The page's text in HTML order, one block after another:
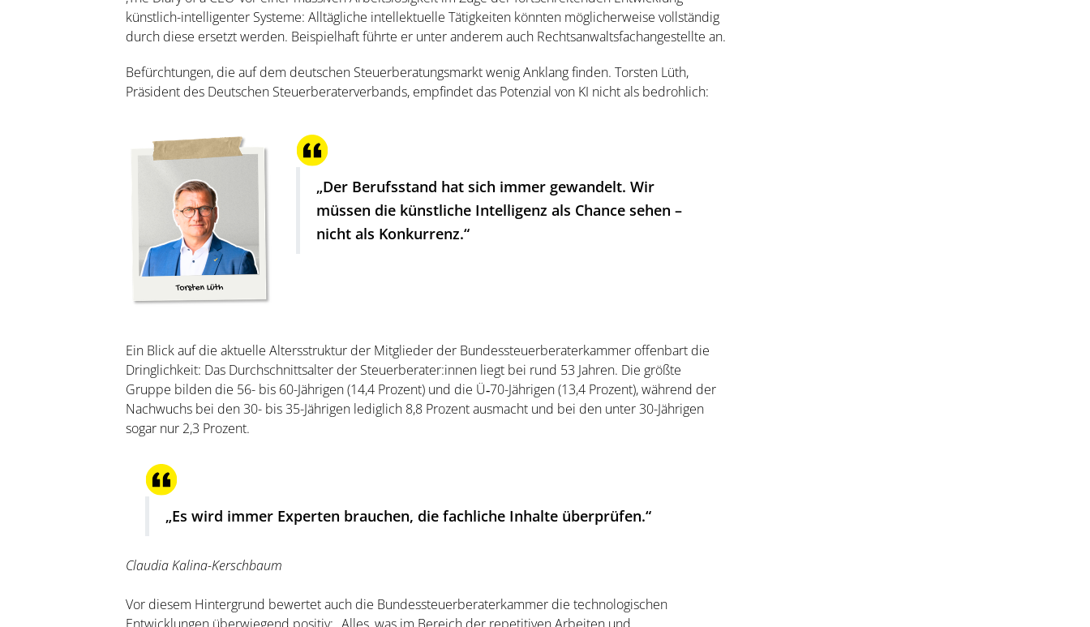
künstlich-­intelligenter Systeme: Alltägliche intellektuelle Tätigkeiten könnten möglicherweise vollständig
durch diese ersetzt werden. Beispielhaft führte er unter anderem auch Rechtsanwaltsfachangestellte an.
Befürchtungen, die auf dem deutschen Steuerberatungsmarkt wenig Anklang finden. Torsten Lüth,
Präsident des Deutschen Steuerberaterverbands, empfindet das Potenzial von KI nicht als bedrohlich:
„Der Berufsstand hat sich immer gewandelt. Wir
müssen die künstliche Intelligenz als Chance sehen –
nicht als Konkurrenz.“
Ein Blick auf die aktuelle Altersstruktur der Mitglieder der Bundessteuerberaterkammer offenbart die
Dringlichkeit: Das Durchschnittsalter der Steuerberater:innen liegt bei rund 53 Jahren. Die größte
Gruppe bilden die 56- bis 60-Jährigen (14,4 Prozent) und die Ü‑70-Jährigen (13,4 Prozent), während der
Nachwuchs bei den 30- bis 35-Jährigen lediglich 8,8 Prozent ausmacht und bei den unter 30-Jährigen
sogar nur 2,3 Prozent.
„Es wird immer Experten brauchen, die fachliche Inhalte überprüfen.“
Claudia Kalina-Kerschbaum
Vor diesem Hintergrund bewertet auch die Bundessteuerberaterkammer die technologischen